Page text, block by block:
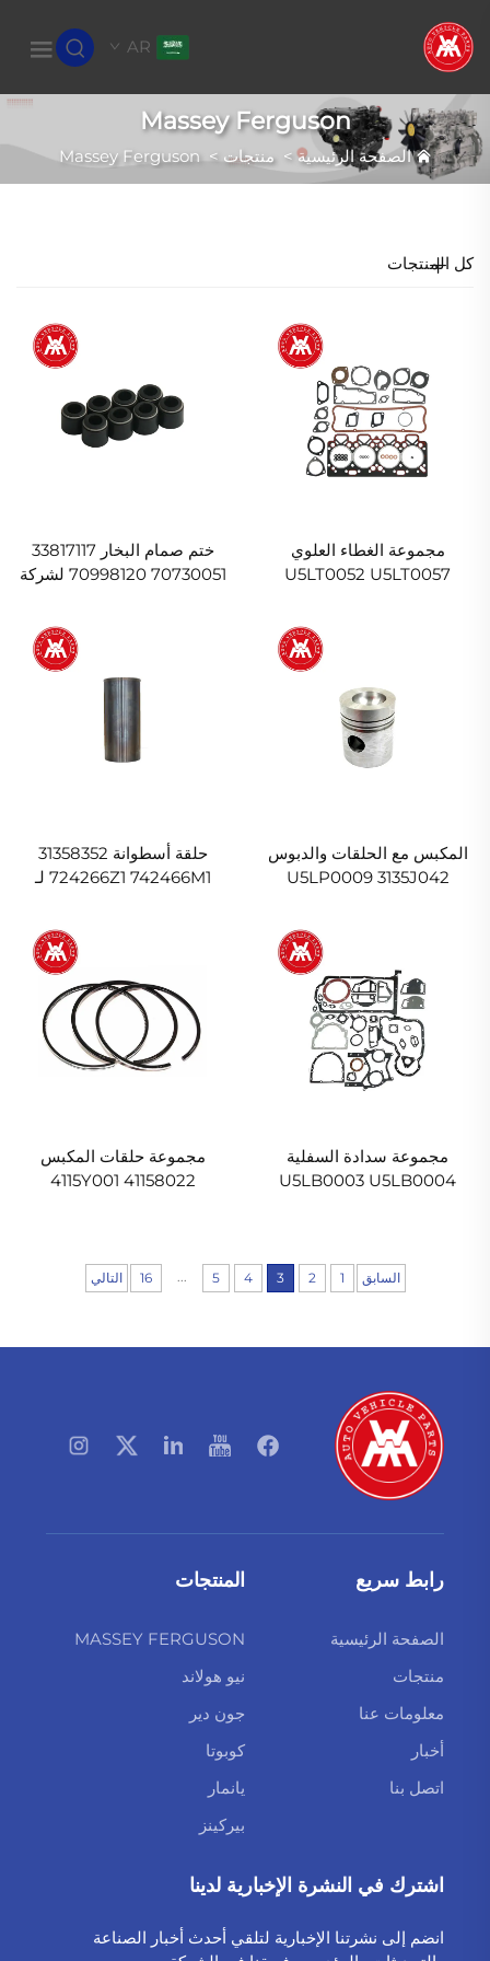
AR
Massey Ferguson
الصفحة الرئيسية>منتجات >
Massey Ferguson
كل المنتجات
مجموعة الغطاء العلوي
U5LT0052 U5LT0057
ختم صمام البخار 33817117
70730051 70998120 لشركة
المكبس مع الحلقات والدبوس
U5LP0009 3135J042
حلقة أسطوانة 31358352
724266Z1 742466M1 لـ
مجموعة سدادة السفلية
U5LB0003 U5LB0004
مجموعة حلقات المكبس
41158022 4115Y001
السابق 1
2
3
4
5
16 التالي
رابط سريع
الصفحة الرئيسية
منتجات
معلومات عنا
أخبار
اتصل بنا
المنتجات
MASSEY FERGUSON
نيو هولاند
جون دير
كوبوتا
يانمار
بيركينز
اشترك في النشرة الإخبارية لدينا
انضم إلى نشرتنا الإخبارية لتلقي أحدث أخبار الصناعة